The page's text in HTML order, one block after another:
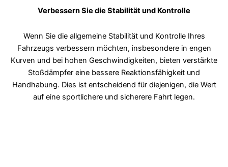
Verbessern Sie die Stabilität und Kontrolle
Wenn Sie die allgemeine Stabilität und Kontrolle Ihres
Fahrzeugs verbessern möchten, insbesondere in engen
Kurven und bei hohen Geschwindigkeiten, bieten verstärkte
Stoßdämpfer eine bessere Reaktionsfähigkeit und
Handhabung. Dies ist entscheidend für diejenigen, die Wert
auf eine sportlichere und sicherere Fahrt legen.